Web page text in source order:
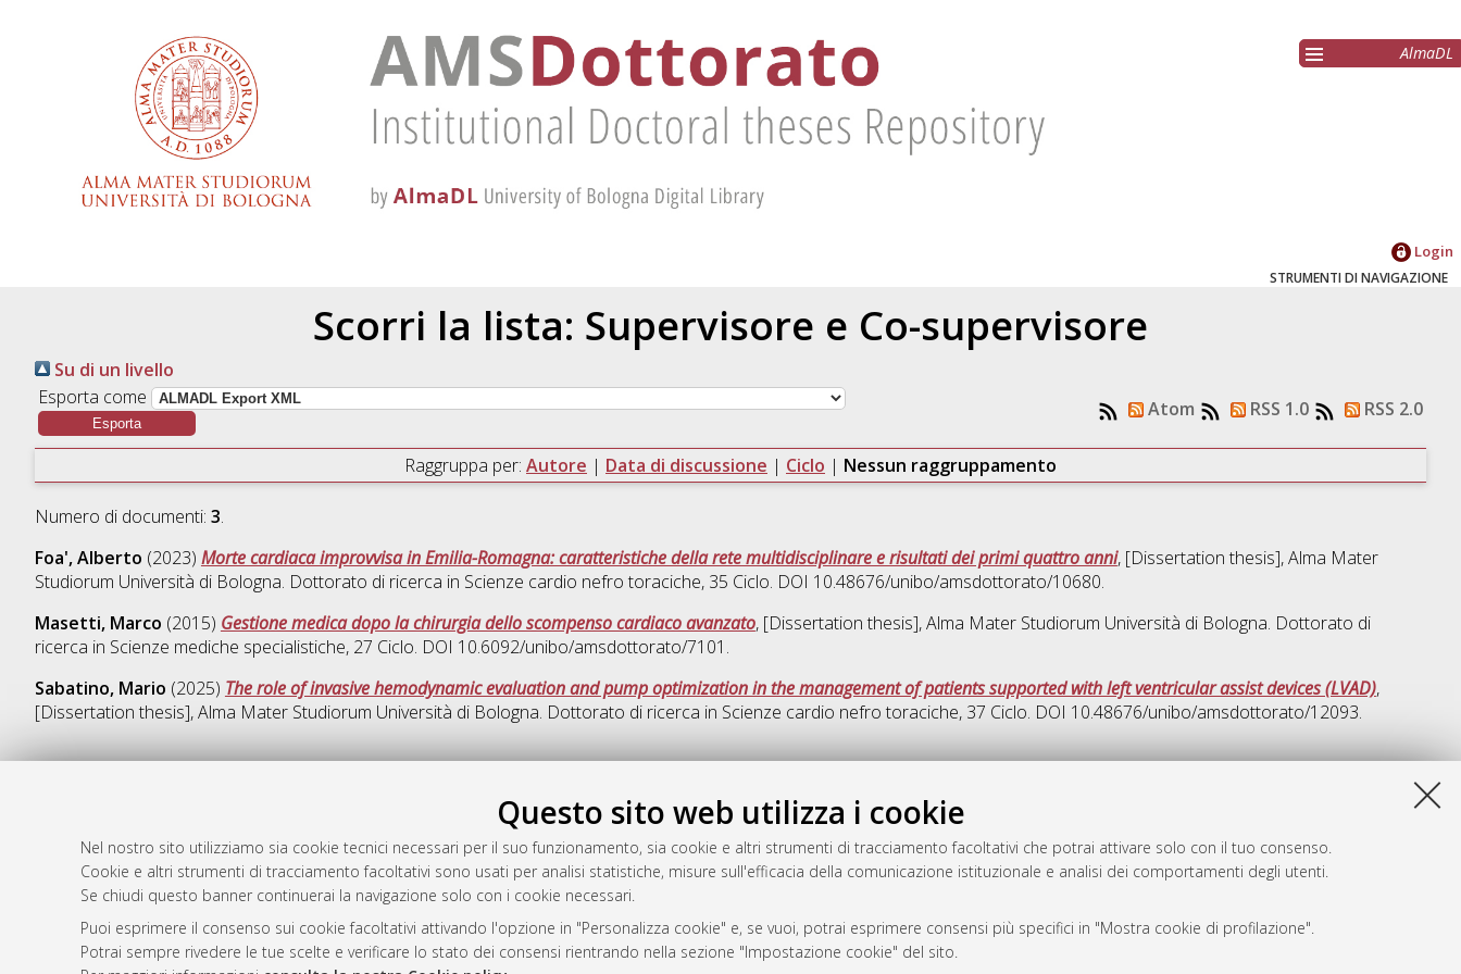
Questo sito web utilizza i cookie
Nel nostro sito utilizziamo sia cookie tecnici necessari per il suo funzionamento, sia cookie e altri strumenti di tracciamento facoltativi che potrai attivare solo con il tuo consenso.
Cookie e altri strumenti di tracciamento facoltativi sono usati per analisi statistiche, misure sull'efficacia della comunicazione istituzionale e analisi dei comportamenti degli utenti.
Se chiudi questo banner continuerai la navigazione solo con i cookie necessari.
Puoi esprimere il consenso sui cookie facoltativi attivando l'opzione in "Personalizza cookie" e, se vuoi, potrai esprimere consensi più specifici in "Mostra cookie di profilazione".
Potrai sempre rivedere le tue scelte e verificare lo stato dei consensi rientrando nella sezione "Impostazione cookie" del sito.
AlmaDL
Login
STRUMENTI DI NAVIGAZIONE
Scorri la lista: Supervisore e Co-supervisore
Su di un livello
Esporta come
Atom RSS 1.0 RSS 2.0
Raggruppa per: Autore | Data di discussione | Ciclo | Nessun raggruppamento
Numero di documenti: 3.
Foa', Alberto (2023) Morte cardiaca improvvisa in Emilia-Romagna: caratteristiche della rete multidisciplinare e risultati dei primi quattro anni, [Dissertation thesis], Alma Mater
Studiorum Università di Bologna. Dottorato di ricerca in Scienze cardio nefro toraciche, 35 Ciclo. DOI 10.48676/unibo/amsdottorato/10680.
Masetti, Marco (2015) Gestione medica dopo la chirurgia dello scompenso cardiaco avanzato, [Dissertation thesis], Alma Mater Studiorum Università di Bologna. Dottorato di
ricerca in Scienze mediche specialistiche, 27 Ciclo. DOI 10.6092/unibo/amsdottorato/7101.
Sabatino, Mario (2025) The role of invasive hemodynamic evaluation and pump optimization in the management of patients supported with left ventricular assist devices (LVAD),
[Dissertation thesis], Alma Mater Studiorum Università di Bologna. Dottorato di ricerca in Scienze cardio nefro toraciche, 37 Ciclo. DOI 10.48676/unibo/amsdottorato/12093.
Questa lista e' stata generata ilWed Aug 5 20:46:05 2026 CEST.
Rss 1.0
Rss 2.0
AMS Dottorato
ISSN: 2038-7946
Servizio implementato e gestito daAlmaDL
Impostazioni Cookie
Informativa sulla privacy
Condizioni d’uso del sito